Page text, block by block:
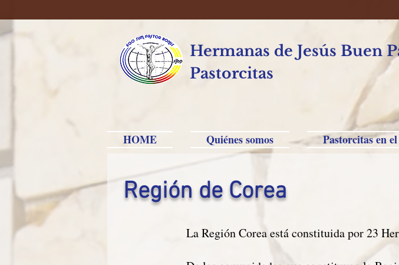
Hermanas de Jesús Buen
Pastorcitas
HOME Quiénes somos Pastorcitas en
Región de Corea
La Región Corea está constituida por 23